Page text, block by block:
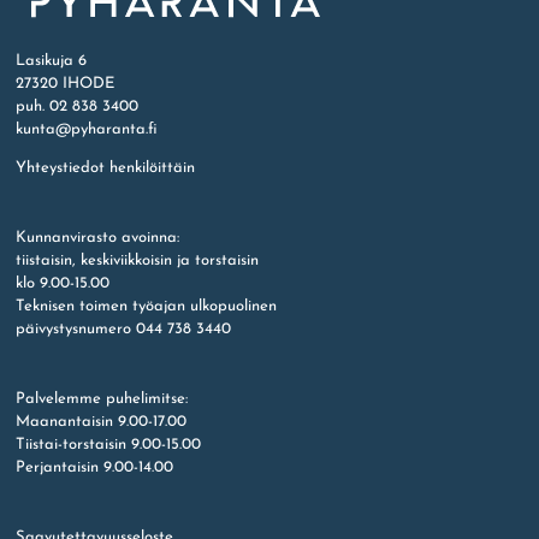
Lasikuja 6
27320 IHODE
puh. 02 838 3400
kunta@pyharanta.fi
Yhteystiedot henkilöittäin
Kunnanvirasto avoinna:
tiistaisin, keskiviikkoisin ja torstaisin
klo 9.00-15.00
Teknisen toimen työajan ulkopuolinen
päivystysnumero 044 738 3440
Palvelemme puhelimitse:
Maanantaisin 9.00-17.00
Tiistai-torstaisin 9.00-15.00
Perjantaisin 9.00-14.00